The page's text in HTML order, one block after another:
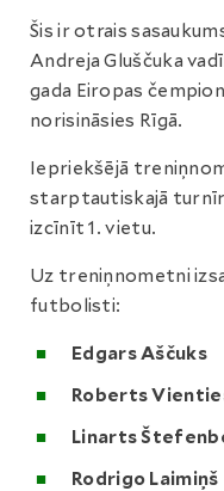
Šis ir otrais
Andreja Gluščuka
gada Eiropas
norisināsies Rīgā.
Iepriekšējā
starptautiskajā
izcīnīt 1. vietu.
Uz treniņnometni
futbolisti:
Edgars Aščuks
Roberts
Linarts
Rodrigo Laimiņš